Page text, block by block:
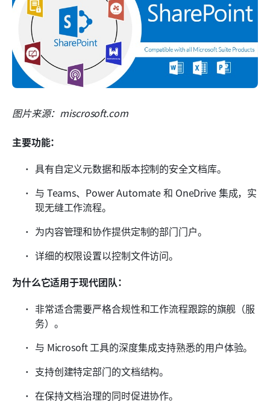
图片来源：miscrosoft.com
主要功能：
具有自定义元数据和版本控制的安全文档库。
与 Teams、Power Automate 和 OneDrive 集成，实
现无缝工作流程。
为内容管理和协作提供定制的部门门户。
详细的权限设置以控制文件访问。
为什么它适用于现代团队：
非常适合需要严格合规性和工作流程跟踪的旗舰（服
务）。
与 Microsoft 工具的深度集成支持熟悉的用户体验。
支持创建特定部门的文档结构。
在保持文档治理的同时促进协作。